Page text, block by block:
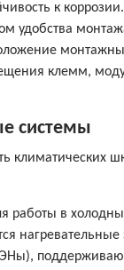
к
удобства
клемм,
системы
климатических
работы в